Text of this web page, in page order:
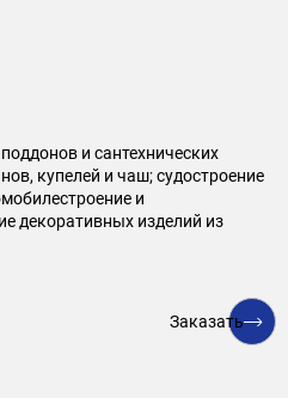
и сантехнических
купелей и чаш; судостроение
и
декоративных изделий из
Заказать